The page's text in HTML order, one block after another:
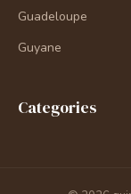
Guadeloupe
Guyane
Categories